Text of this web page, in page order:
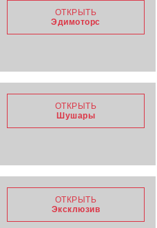
ОТКРЫТЬ
Эдимоторс
ОТКРЫТЬ
Шушары
ОТКРЫТЬ
Эксклюзив